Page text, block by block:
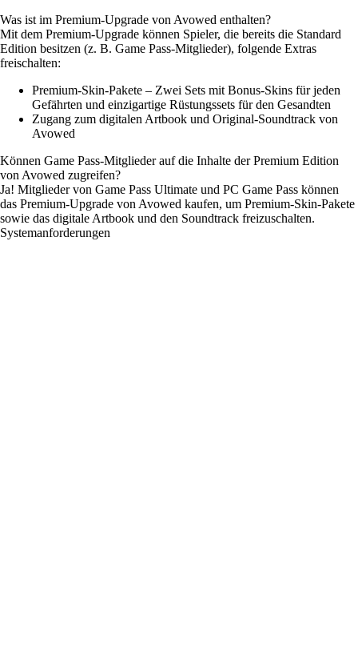
Was ist im Premium-Upgrade von Avowed enthalten?
Mit dem Premium-Upgrade können Spieler, die bereits die Standard
Edition besitzen (z. B. Game Pass-Mitglieder), folgende Extras
freischalten:
Premium-Skin-Pakete – Zwei Sets mit Bonus-Skins für jeden
Gefährten und einzigartige Rüstungssets für den Gesandten
Zugang zum digitalen Artbook und Original-Soundtrack von
Avowed
Können Game Pass-Mitglieder auf die Inhalte der Premium Edition
von Avowed zugreifen?
Ja! Mitglieder von Game Pass Ultimate und PC Game Pass können
das Premium-Upgrade von Avowed kaufen, um Premium-Skin-Pakete
sowie das digitale Artbook und den Soundtrack freizuschalten.
Systemanforderungen